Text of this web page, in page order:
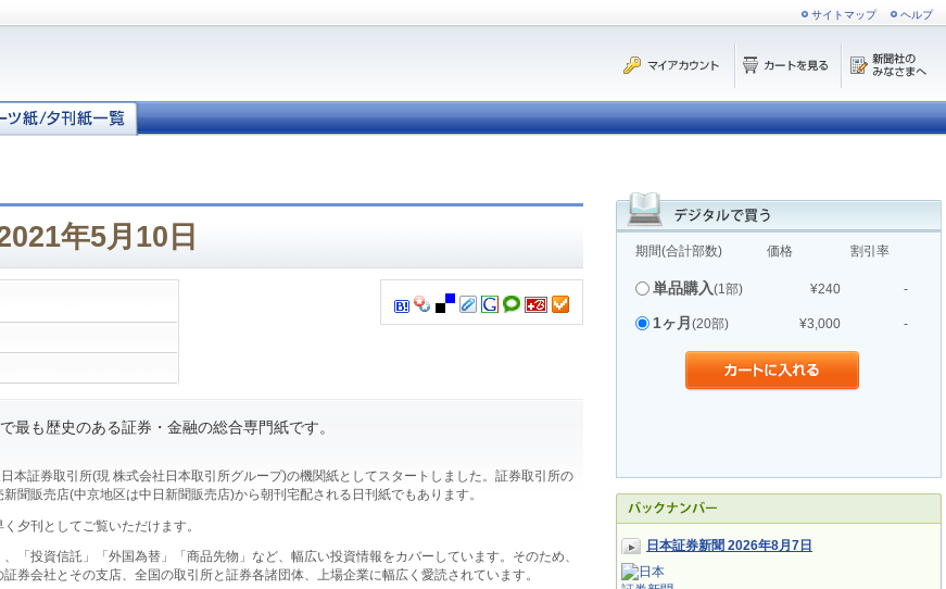
サイトマップ ヘルプ
期間(合計部数) 価格 割引率
単品購入(1部) ¥240 -
1ヶ月 (20部) ¥3,000 -
日本証券新聞 2026年8月7日
年5月10日
最も歴史のある証券・金融の総合専門紙です。
本証券取引所(現 株式会社日本取引所グループ)の機関紙としてスタートしました。証券取引所の
聞販売店(中京地区は中日新聞販売店)から朝刊宅配される日刊紙でもあります。
夕刊としてご覧いただけます。
「投資信託」「外国為替」「商品先物」など、幅広い投資情報をカバーしています。そのため、
券会社とその支店、全国の取引所と証券各諸団体、上場企業に幅広く愛読されています。